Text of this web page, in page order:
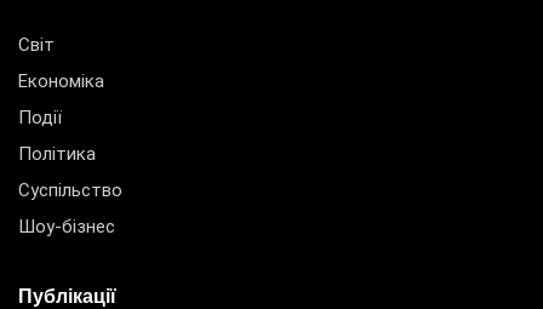
Світ
Економіка
Події
Політика
Суспільство
Шоу-бізнес
Публікації